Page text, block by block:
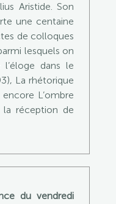
Aristide. Son
une centaine
de colloques
lesquels on
dans le
La rhétorique
L’ombre
la réception de
du vendredi